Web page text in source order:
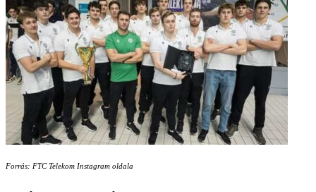
Forrás: FTC Telekom Instagram oldala